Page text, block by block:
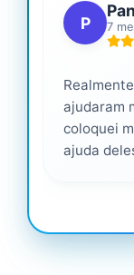
P 7
ajudaram
coloquei
ajuda